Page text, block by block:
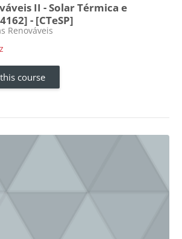
II - Solar Térmica e
- [CTeSP]
Renováveis
course